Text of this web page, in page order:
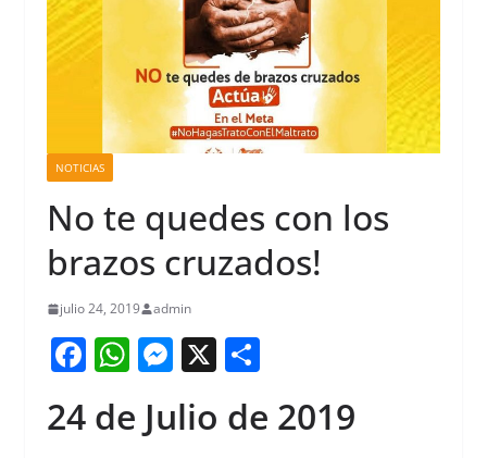
NOTICIAS
No te quedes con los
brazos cruzados!
julio 24, 2019 admin
F
c
W
at
M
ss
X S
ar
24 de Julio de 2019